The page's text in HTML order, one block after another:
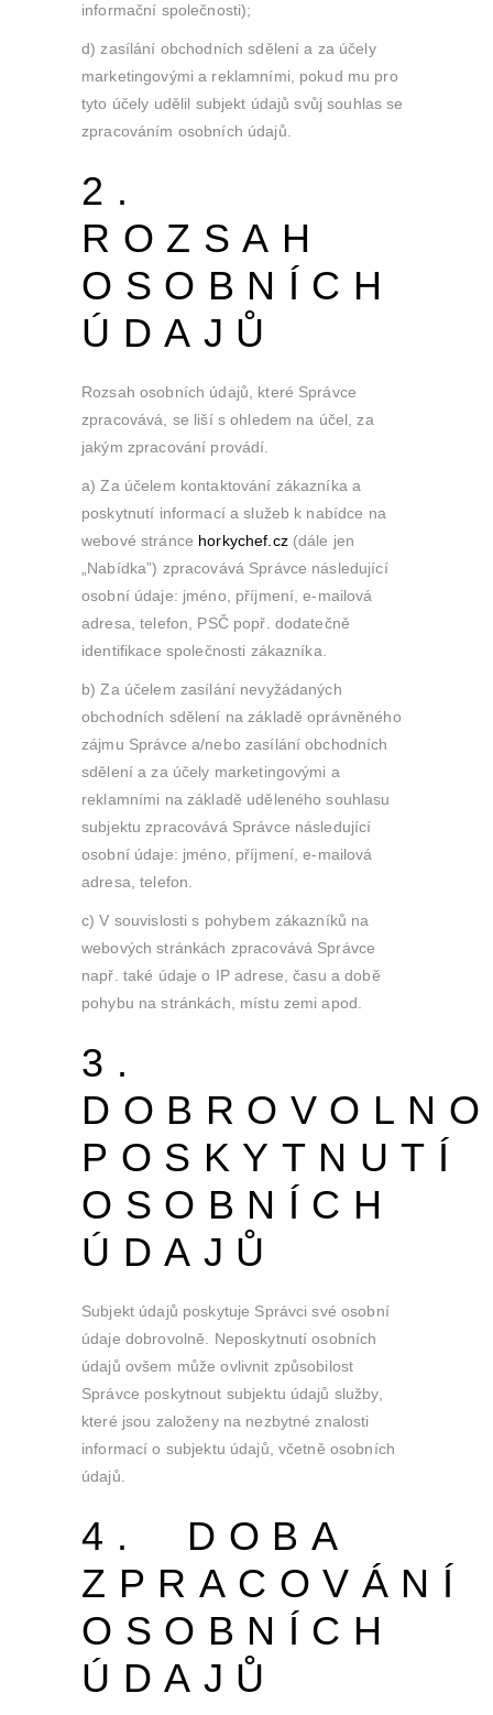
informační společnosti);
d) zasílání obchodních sdělení a za účely
marketingovými a reklamními, pokud mu pro
tyto účely udělil subjekt údajů svůj souhlas se
zpracováním osobních údajů.
2.
ROZSAH
OSOBNÍCH
ÚDAJŮ
Rozsah osobních údajů, které Správce
zpracovává, se liší s ohledem na účel, za
jakým zpracování provádí.
a) Za účelem kontaktování zákazníka a
poskytnutí informací a služeb k nabídce na
webové stránce horkychef.cz(dále jen
„Nabídka”) zpracovává Správce následující
osobní údaje: jméno, příjmení, e-mailová
adresa, telefon, PSČ popř. dodatečně
identifikace společnosti zákazníka.
b) Za účelem zasílání nevyžádaných
obchodních sdělení na základě oprávněného
zájmu Správce a/nebo zasílání obchodních
sdělení a za účely marketingovými a
reklamními na základě uděleného souhlasu
subjektu zpracovává Správce následující
osobní údaje: jméno, příjmení, e-mailová
adresa, telefon.
c) V souvislosti s pohybem zákazníků na
webových stránkách zpracovává Správce
např. také údaje o IP adrese, času a době
pohybu na stránkách, místu zemi apod.
3.
POSKYTNUTÍ
OSOBNÍCH
ÚDAJŮ
Subjekt údajů poskytuje Správci své osobní
údaje dobrovolně. Neposkytnutí osobních
údajů ovšem může ovlivnit způsobilost
Správce poskytnout subjektu údajů služby,
které jsou založeny na nezbytné znalosti
informací o subjektu údajů, včetně osobních
údajů.
4. DOBA
ZPRACOVÁNÍ
OSOBNÍCH
ÚDAJŮ